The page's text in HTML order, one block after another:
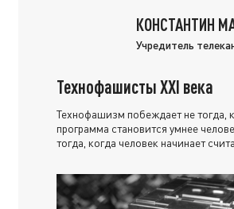
КОНСТАНТИН
Учредитель
Технофашисты XXI века
Технофашизм побеждает не тогда,
программа становится умнее
тогда, когда человек начинает